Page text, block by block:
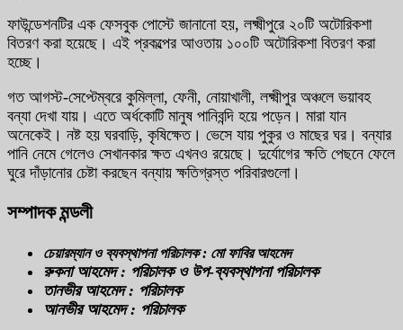
ফাউন্ডেশনটির এক ফেসবুক পোস্টে জানানো হয়, লক্ষ্মীপুরে ২০টি অটোরিকশা
বিতরণ করা হয়েছে। এই প্রকল্পের আওতায় ১০০টি অটোরিকশা বিতরণ করা
হচ্ছে।
গত আগস্ট-সেপ্টেম্বরে কুমিল্লা, ফেনী, নোয়াখালী, লক্ষ্মীপুর অঞ্চলে ভয়াবহ
বন্যা দেখা যায়। এতে অর্ধকোটি মানুষ পানিবন্দি হয়ে পড়েন। মারা যান
অনেকেই। নষ্ট হয় ঘরবাড়ি, কৃষিক্ষেত। ভেসে যায় পুকুর ও মাছের ঘর। বন্যার
পানি নেমে গেলেও সেখানকার ক্ষত এখনও রয়েছে। দুর্যোগের ক্ষতি পেছনে ফেলে
ঘুরে দাঁড়ানোর চেষ্টা করছেন বন্যায় ক্ষতিগ্রস্ত পরিবারগুলো।
সম্পাদক মন্ডলী
চেয়ারম্যান ও ব্যবস্থাপনা পরিচালক : মো ফাবির আহমেদ
রুকনা আহমেদ : পরিচালক ও উপ-ব্যবস্থাপনা পরিচালক
তানভীর আহমেদ : পরিচালক
আনভীর আহমেদ : পরিচালক